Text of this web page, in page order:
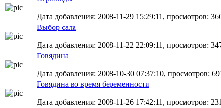
Дата добавления: 2008-11-29 15:29:11, просмотров:
Выбор сала
Дата добавления: 2008-11-22 22:09:11, просмотров:
Говядина
Дата добавления: 2008-10-30 07:37:10, просмотров:
Говядина во время беременности
Дата добавления: 2008-11-26 17:42:11, просмотров: